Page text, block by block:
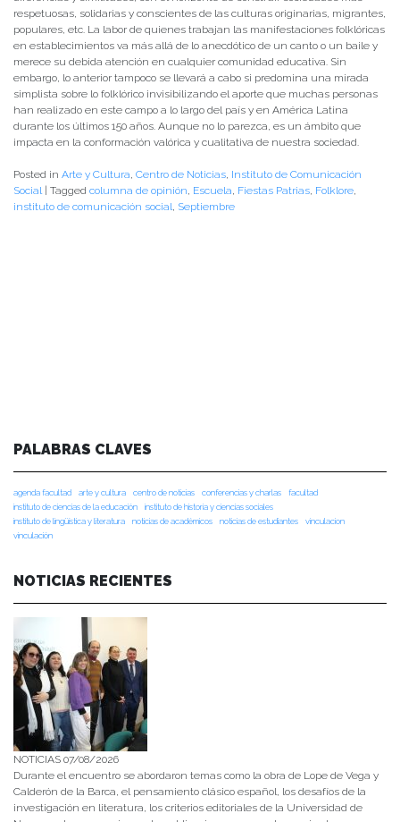
respetuosas, solidarias y conscientes de las culturas originarias, migrantes,
populares, etc. La labor de quienes trabajan las manifestaciones folklóricas
en establecimientos va más allá de lo anecdótico de un canto o un baile y
merece su debida atención en cualquier comunidad educativa. Sin
embargo, lo anterior tampoco se llevará a cabo si predomina una mirada
simplista sobre lo folklórico invisibilizando el aporte que muchas personas
han realizado en este campo a lo largo del país y en América Latina
durante los últimos 150 años. Aunque no lo parezca, es un ámbito que
impacta en la conformación valórica y cualitativa de nuestra sociedad.
Posted in Arte y Cultura, Centro de Noticias, Instituto de Comunicación
Social| Tagged columna de opinión, Escuela, Fiestas Patrias, Folklore,
instituto de comunicación social, Septiembre
PALABRAS CLAVES
agenda facultad arte y cultura centro de noticias conferencias y charlas
facultad
instituto de ciencias de la educación
instituto de historia y ciencias sociales
instituto de lingüística y literatura
noticias de académicos noticias de estudiantes
vinculacion
vinculación
NOTICIAS RECIENTES
NOTICIAS 07/08/2026
Durante el encuentro se abordaron temas como la obra de Lope de Vega y
Calderón de la Barca, el pensamiento clásico español, los desafíos de la
investigación en literatura, los criterios editoriales de la Universidad de